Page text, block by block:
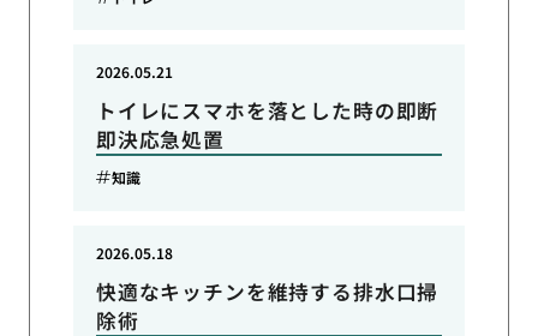
トイレにスマホを落とした時の即断
即決応急処置
2026.05.21
知識
快適なキッチンを維持する排水口掃
除術
2026.05.18